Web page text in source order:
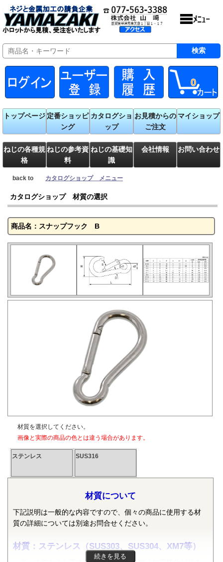
0
トップページ 定番ショッピ
ング
カタログショ
ップ
お見積からの
ご注文
マイショップ
ねじの各種規
格
ねじの参考資
料
ねじの基礎知
識
会社情報 お問い合わせ
back to カタログショップ メニュー
カタログショップ 材質の選択
商品名：スナップフック B
材質を選択してください。
画像と実際の商品の色とは違う場合があります。
ステンレス SUS316
材質について
下記説明は一般的な内容ですので、個々の商品に使用する材
質の詳細については別途お問合せください。
材質：ステンレス（SUS303、SUS304、XM7等）
続きを見る